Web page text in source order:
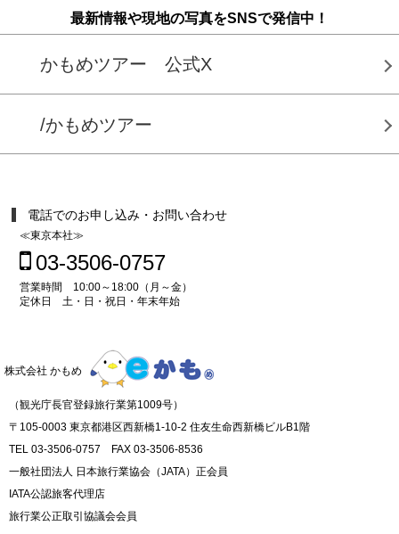
最新情報や現地の写真をSNSで発信中！
かもめツアー 公式X
/かもめツアー
電話でのお申し込み・お問い合わせ
≪東京本社≫
03-3506-0757
営業時間 10:00～18:00（月～金）
定休日 土・日・祝日・年末年始
株式会社 かもめ
（観光庁長官登録旅行業第1009号）
〒105-0003 東京都港区西新橋1-10-2 住友生命西新橋ビルB1階
TEL 03-3506-0757 FAX 03-3506-8536
一般社団法人 日本旅行業協会（JATA）正会員
IATA公認旅客代理店
旅行業公正取引協議会会員